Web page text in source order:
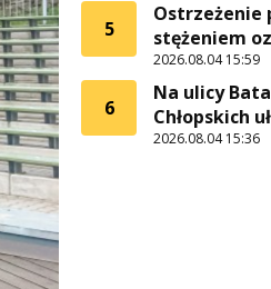
5
Ostrzeżenie
stężeniem
2026.08.04 15:59
6
Na ulicy
Chłopskich
2026.08.04 15:36